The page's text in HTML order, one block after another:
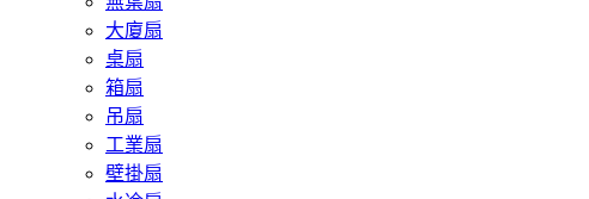
大廈扇
桌扇
箱扇
吊扇
工業扇
壁掛扇